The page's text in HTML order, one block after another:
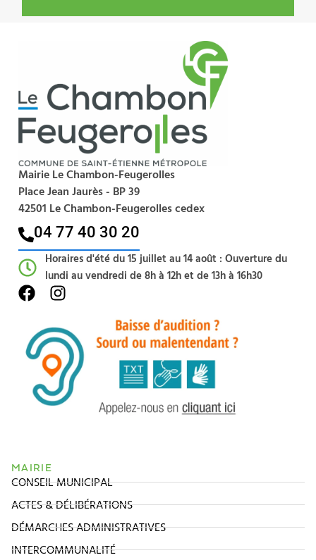
Mairie Le Chambon-Feugerolles
Place Jean Jaurès - BP 39
42501 Le Chambon-Feugerolles cedex
04 77 40 30 20​
Horaires d'été du 15 juillet au 14 août : Ouverture du
lundi au vendredi de 8h à 12h et de 13h à 16h30
MAIRIE
CONSEIL MUNICIPAL
ACTES & DÉLIBÉRATIONS
DÉMARCHES ADMINISTRATIVES
INTERCOMMUNALITÉ